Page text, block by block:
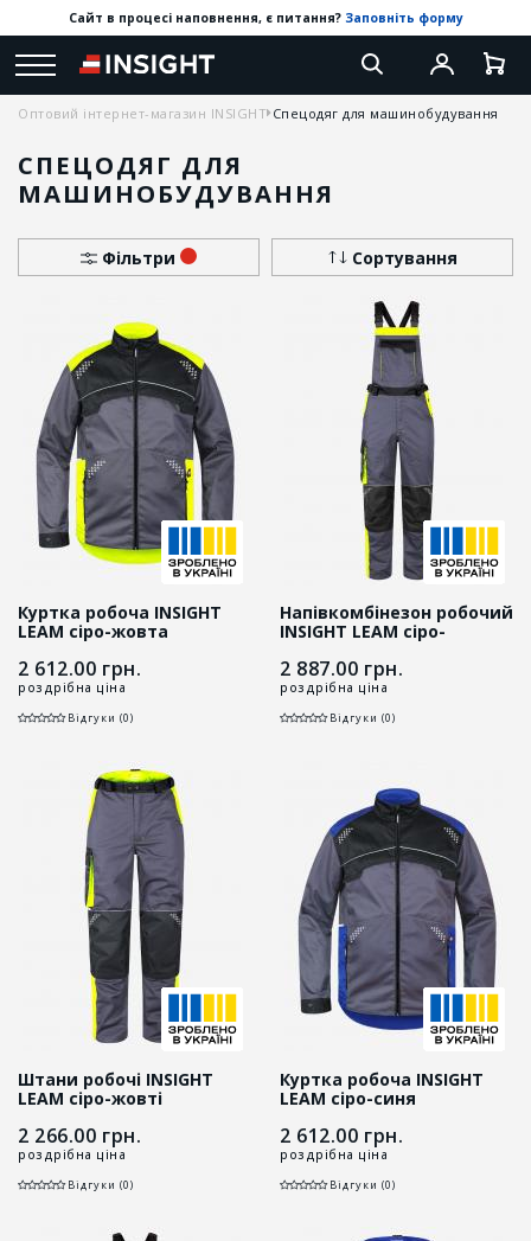
Сайт в процесі наповнення, є питання? Заповніть форму
Оптовий інтернет-магазин INSIGHT Спецодяг для машинобудування
СПЕЦОДЯГ ДЛЯ
МАШИНОБУДУВАННЯ
Фільтри Сортування
Куртка робоча INSIGHT
LEAM сіро-жовта
2 612.00 грн.
роздрібна ціна
Відгуки (0)
Напівкомбінезон робочий
INSIGHT LEAM сіро-
2 887.00 грн.
роздрібна ціна
Відгуки (0)
Штани робочі INSIGHT
LEAM сіро-жовті
2 266.00 грн.
роздрібна ціна
Відгуки (0)
Куртка робоча INSIGHT
LEAM сіро-синя
2 612.00 грн.
роздрібна ціна
Відгуки (0)